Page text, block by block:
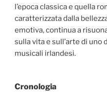
l’epoca classica e quella
caratterizzata dalla
emotiva, continua a
sulla vita e sull’arte di uno
musicali irlandesi.
Cronologia